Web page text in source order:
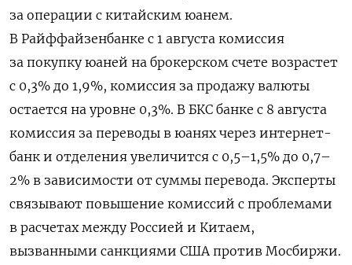
за операции с китайским юанем.
В Райффайзенбанке с 1 августа комиссия
за покупку юаней на брокерском счете возрастет
с 0,3% до 1,9%, комиссия за продажу валюты
остается на уровне 0,3%. В БКС банке с 8 августа
комиссия за переводы в юанях через интернет-
банк и отделения увеличится с 0,5–1,5% до 0,7–
2% в зависимости от суммы перевода. Эксперты
связывают повышение комиссий с проблемами
в расчетах между Россией и Китаем,
вызванными санкциями США против Мосбиржи.